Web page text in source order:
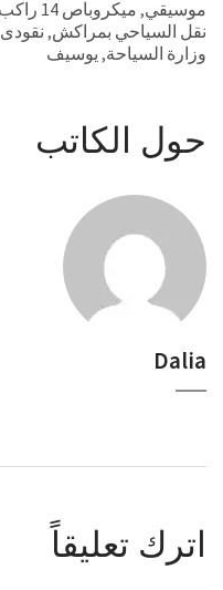
موسيقي, ميكروباص 14 راكب
نقل السياحي بمراكش, نقودى
وزارة السياحة, يوسيف
حول الكاتب
Dalia
اترك تعليقاً